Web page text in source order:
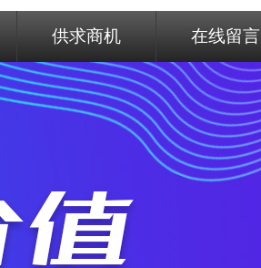
供求商机 在线留言